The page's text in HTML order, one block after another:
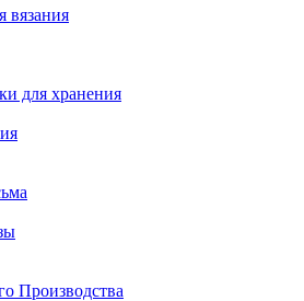
вязания
для хранения
Производства